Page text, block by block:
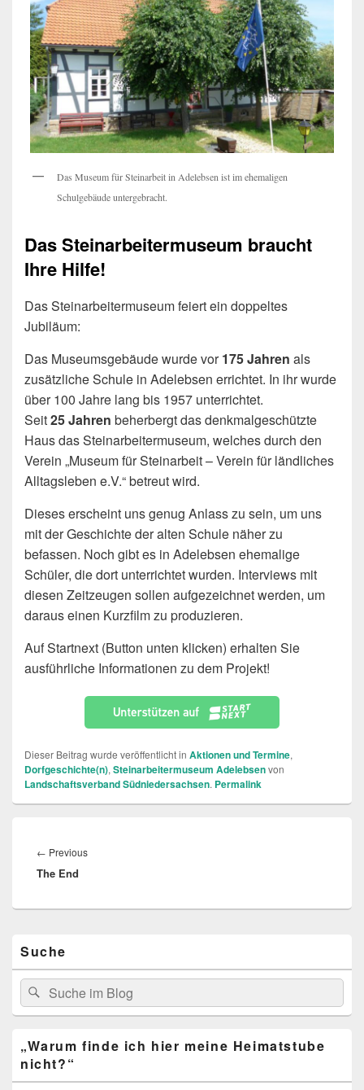
Das Museum für Steinarbeit in Adelebsen ist im ehemaligen
Schulgebäude untergebracht.
Das Steinarbeitermuseum braucht
Ihre Hilfe!
Das Steinarbeitermuseum feiert ein doppeltes
Jubiläum:
Das Museumsgebäude wurde vor175 Jahren als
zusätzliche Schule in Adelebsen errichtet. In ihr wurde
über 100 Jahre lang bis 1957 unterrichtet.
Seit25 Jahren beherbergt das denkmalgeschützte
Haus das Steinarbeitermuseum, welches durch den
Verein „Museum für Steinarbeit – Verein für ländliches
Alltagsleben e.V.“ betreut wird.
Dieses erscheint uns genug Anlass zu sein, um uns
mit der Geschichte der alten Schule näher zu
befassen. Noch gibt es in Adelebsen ehemalige
Schüler, die dort unterrichtet wurden. Interviews mit
diesen Zeitzeugen sollen aufgezeichnet werden, um
daraus einen Kurzfilm zu produzieren.
Auf Startnext (Button unten klicken) erhalten Sie
ausführliche Informationen zu dem Projekt!
Dieser Beitrag wurde veröffentlicht in Aktionen und Termine,
Dorfgeschichte(n), Steinarbeitermuseum Adelebsenvon
Landschaftsverband Südniedersachsen. Permalink
← PreviousPrevious
The End
Seitenleisten
Widget-
Bereich
Suche
Search
for:
Suche
„Warum finde ich hier meine Heimatstube
nicht?“